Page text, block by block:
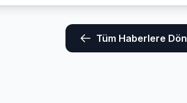
Tüm Haberlere Dön